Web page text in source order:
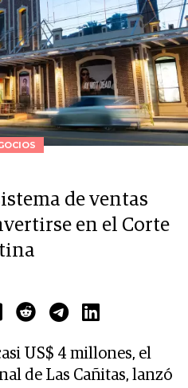
de ventas
en el Corte
US$ 4 millones, el
de Las Cañitas, lanzó